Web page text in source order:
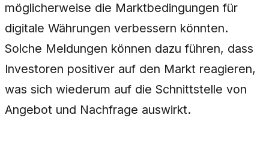
möglicherweise die Marktbedingungen für
digitale Währungen verbessern könnten.
Solche Meldungen können dazu führen, dass
Investoren positiver auf den Markt reagieren,
was sich wiederum auf die Schnittstelle von
Angebot und Nachfrage auswirkt.